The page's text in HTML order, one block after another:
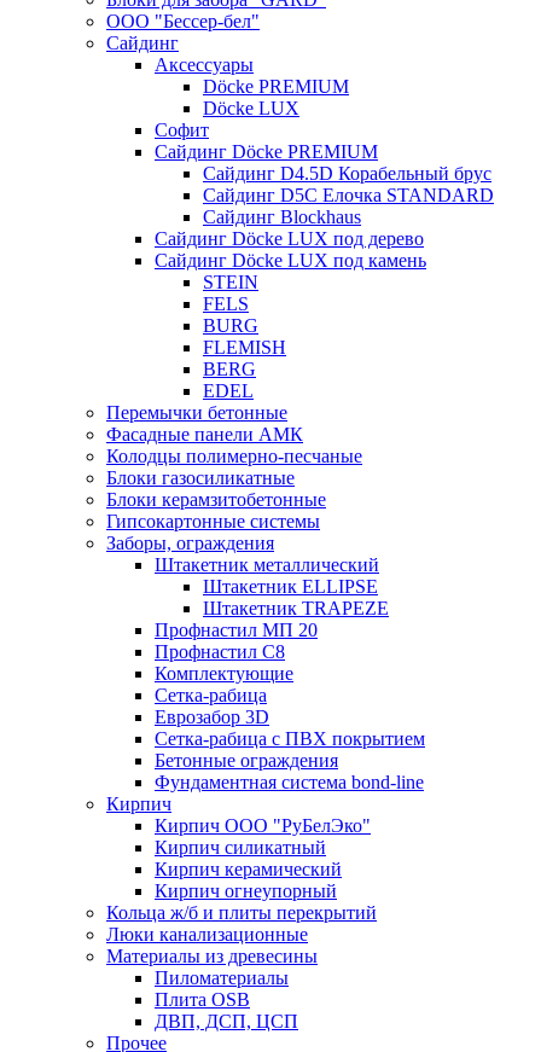
ООО "Бессер-бел"
Сайдинг
Аксессуары
Döcke PREMIUM
Döcke LUX
Софит
Сайдинг Döcke PREMIUM
Сайдинг D4.5D Корабельный брус
Сайдинг D5С Елочка STANDARD
Сайдинг Blockhaus
Сайдинг Döcke LUX под дерево
Сайдинг Döcke LUX под камень
STEIN
FELS
BURG
FLEMISH
BERG
EDEL
Перемычки бетонные
Фасадные панели АМК
Колодцы полимерно-песчаные
Блоки газосиликатные
Блоки керамзитобетонные
Гипсокартонные системы
Заборы, ограждения
Штакетник металлический
Штакетник ELLIPSE
Штакетник TRAPEZE
Профнастил МП 20
Профнастил С8
Комплектующие
Сетка-рабица
Еврозабор 3D
Сетка-рабица с ПВХ покрытием
Бетонные ограждения
Фундаментная система bond-line
Кирпич
Кирпич ООО "РуБелЭко"
Кирпич силикатный
Кирпич керамический
Кирпич огнеупорный
Кольца ж/б и плиты перекрытий
Люки канализационные
Материалы из древесины
Пиломатериалы
Плита OSB
ДВП, ДСП, ЦСП
Прочее